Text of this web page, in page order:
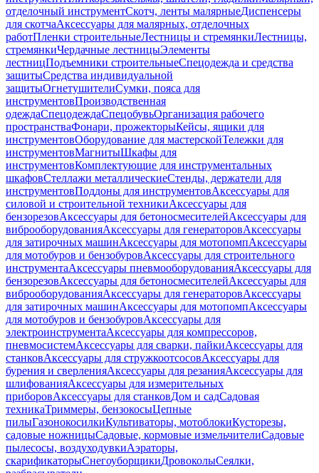
отделочный инструментСкотч, ленты малярныеДиспенсеры
для скотчаАксессуары для малярных, отделочных
работПленки строительныеЛестницы и стремянкиЛестницы,
стремянкиЧердачные лестницыЭлементы
лестницПодъемники строительныеСпецодежда и средства
защитыСредства индивидуальной
защитыОгнетушителиСумки, пояса для
инструментовПроизводственная
одеждаСпецодеждаСпецобувьОрганизация рабочего
пространстваФонари, прожекторыКейсы, ящики для
инструментовОборудование для мастерскойТележки для
инструментовМагнитыШкафы для
инструментовКомплектующие для инструментальных
шкафовСтеллажи металлическиеСтенды, держатели для
инструментовПоддоны для инструментовАксессуары для
силовой и строительной техникиАксессуары для
бензорезовАксессуары для бетоносмесителейАксессуары для
виброоборудованияАксессуары для генераторовАксессуары
для затирочных машинАксессуары для мотопомпАксессуары
для мотобуров и бензобуровАксессуары для строительного
инструментаАксессуары пневмооборудованияАксессуары для
бензорезовАксессуары для бетоносмесителейАксессуары для
виброоборудованияАксессуары для генераторовАксессуары
для затирочных машинАксессуары для мотопомпАксессуары
для мотобуров и бензобуровАксессуары для
электроинструментаАксессуары для компрессоров,
пневмосистемАксессуары для сварки, пайкиАксессуары для
станковАксессуары для стружкоотсосовАксессуары для
бурения и сверленияАксессуары для резанияАксессуары для
шлифованияАксессуары для измерительных
приборовАксессуары для станковДом и садСадовая
техникаТриммеры, бензокосыЦепные
пилыГазонокосилкиКультиваторы, мотоблокиКусторезы,
садовые ножницыСадовые, кормовые измельчителиСадовые
пылесосы, воздуходувкиАэраторы,
скарификаторыСнегоуборщикиДровоколыСеялки,